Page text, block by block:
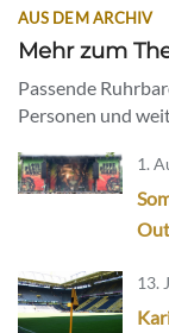
AUS DEM ARCHIV
Mehr zum
Passende
Personen und
1.
13.